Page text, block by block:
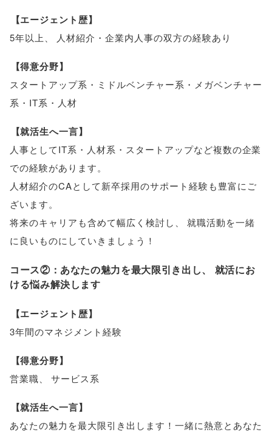
【エージェント歴】
5年以上 人材紹介・企業内人事の双方の経験あり
【得意分野】
スタートアップ系・ミドルベンチャー系・メガベンチャー
系・IT系・人材
【就活生へ一言】
人事としてIT系・人材系・スタートアップなど複数の企業
での経験があります。
人材紹介のCAとして新卒採用のサポート経験も豊富にご
ざいます。
将来のキャリアも含めて幅広く検討し
就職活動を一緒
に良いものにしていきましょう！
コース②：あなたの魅力を最大限引き出し、
就活にお
ける悩み解決します
【エージェント歴】
3年間のマネジメント経験
【得意分野】
営業職 サービス系
【就活生へ一言】
あなたの魅力を最大限引き出します！一緒に熱意とあなた